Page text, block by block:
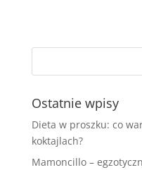
Ostatnie wpisy
Dieta w proszku: co
koktajlach?
Mamoncillo –